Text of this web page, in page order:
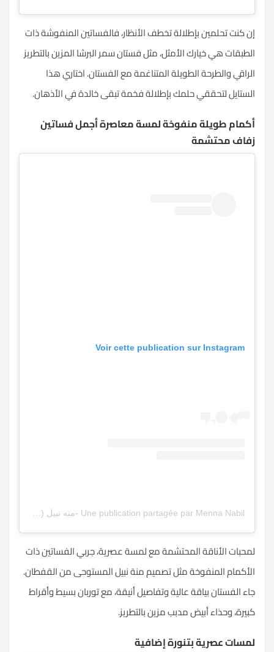
إن كنت تحلمين بإطلالة تخطف الأنظار، فالفساتين المنفوشة ذات
الطبقات هي خيارك الأمثل، مثل فستان سمر البرشا المزين بالتطريز
الراقي والطرحةالطويلة المتناغمة مع الفستان. اختاري هذا
الستايل لتحققي حلمك بإطلالة فخمة تبقى خالدة في الأذهان.
أكمام طويلة منفوخة لمسة معاصرة أجمل فساتين
زفاف محتشمة
Voir cette publication sur Instagram
لمحبات الأناقة المحتشمة مع لمسة عصرية، جربي الفساتين ذات
الأكمام المنفوخة مثل تصميم منة نبيل المستوحى من القفطان.
جاء الفستان بياقة عالية وتفاصيل أنيقة، مع توربان بسيط وأقراط
كبيرة، وحذاء أبيض مدبب مزين بالتطريز.
لمسات عصرية بتنورة إضافية